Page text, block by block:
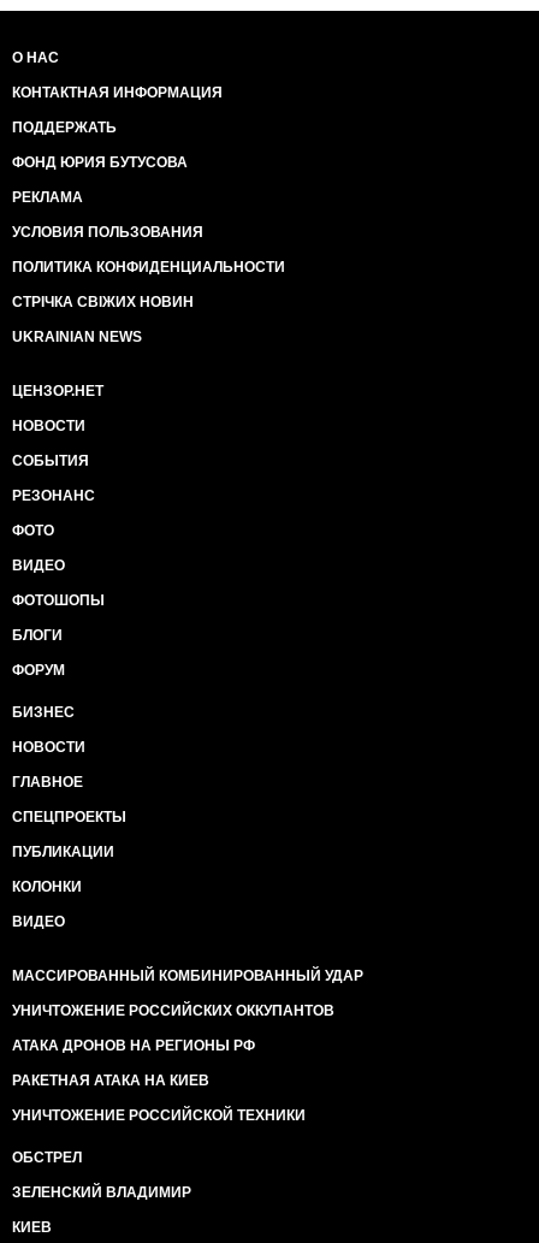
О НАС
КОНТАКТНАЯ ИНФОРМАЦИЯ
ПОДДЕРЖАТЬ
ФОНД ЮРИЯ БУТУСОВА
РЕКЛАМА
УСЛОВИЯ ПОЛЬЗОВАНИЯ
ПОЛИТИКА КОНФИДЕНЦИАЛЬНОСТИ
СТРІЧКА СВІЖИХ НОВИН
UKRAINIAN NEWS
ЦЕНЗОР.НЕТ
НОВОСТИ
СОБЫТИЯ
РЕЗОНАНС
ФОТО
ВИДЕО
ФОТОШОПЫ
БЛОГИ
ФОРУМ
БИЗНЕС
НОВОСТИ
ГЛАВНОЕ
СПЕЦПРОЕКТЫ
ПУБЛИКАЦИИ
КОЛОНКИ
ВИДЕО
МАССИРОВАННЫЙ КОМБИНИРОВАННЫЙ УДАР
УНИЧТОЖЕНИЕ РОССИЙСКИХ ОККУПАНТОВ
АТАКА ДРОНОВ НА РЕГИОНЫ РФ
РАКЕТНАЯ АТАКА НА КИЕВ
УНИЧТОЖЕНИЕ РОССИЙСКОЙ ТЕХНИКИ
ОБСТРЕЛ
ЗЕЛЕНСКИЙ ВЛАДИМИР
КИЕВ